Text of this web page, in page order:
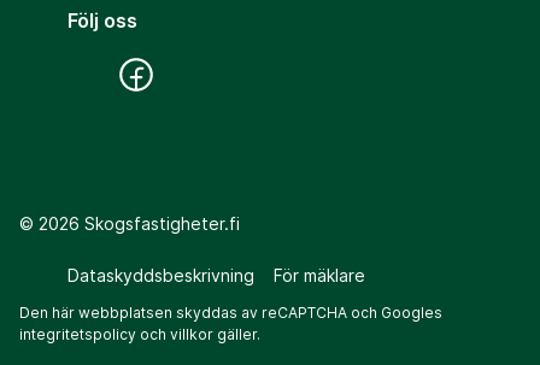
Följ oss
© 2026 Skogsfastigheter.fi
Dataskyddsbeskrivning För mäklare
Den här webbplatsen skyddas av reCAPTCHA och Googles
integritetspolicy och villkor gäller.